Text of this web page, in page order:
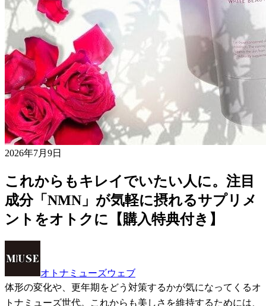
2026年7月9日
これからもキレイでいたい人に。注目
成分「NMN」が気軽に摂れるサプリメ
ントをオトクに【購入特典付き】
オトナミューズウェブ
体形の変化や、更年期をどう対策するかが気になってくるオ
トナミューズ世代。これからも美しさを維持するためには、